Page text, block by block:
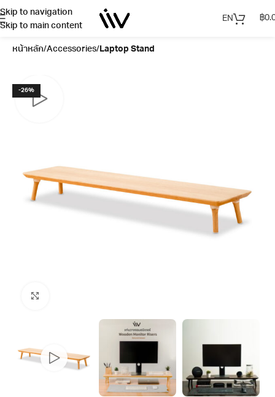
Skip to navigation
Skip to main content
EN ฿
หน้าหลัก Accessories Laptop Stand
-26%